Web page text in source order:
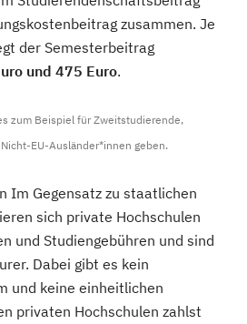
zusammen. Je
der Semesterbeitrag
und 475 Euro.
zum Beispiel für Zweitstudierende,
EU-Ausländer*innen geben.
Im Gegensatz zu staatlichen
sich private Hochschulen
und Studiengebühren und sind
Dabei gibt es kein
und keine einheitlichen
privaten Hochschulen zahlst